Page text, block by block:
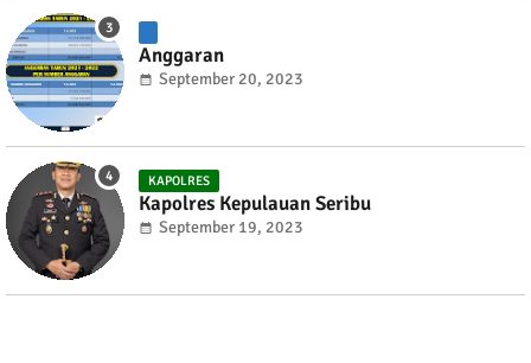
Anggaran
September 20, 2023
KAPOLRES
Kapolres Kepulauan Seribu
September 19, 2023